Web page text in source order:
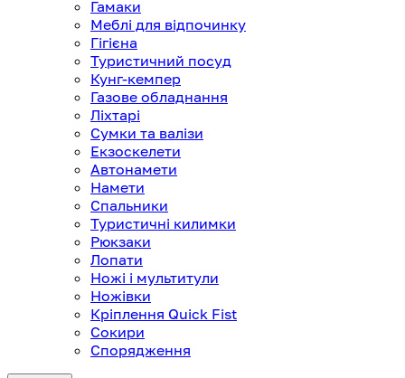
Гамаки
Меблі для відпочинку
Гігієна
Туристичний посуд
Кунг-кемпер
Газове обладнання
Ліхтарі
Сумки та валізи
Екзоскелети
Автонамети
Намети
Спальники
Туристичні килимки
Рюкзаки
Лопати
Ножі і мультитули
Ножівки
Кріплення Quick Fist
Сокири
Спорядження